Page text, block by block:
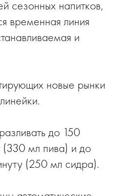
сезонных напитков,
временная линия
и
новые рынки
до 150
(330 мл пива) и до
(250 мл сидра).